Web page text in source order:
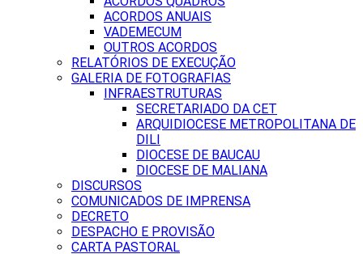
ACORDOS ANUAIS
VADEMECUM
OUTROS ACORDOS
RELATÓRIOS DE EXECUÇÃO
GALERIA DE FOTOGRAFIAS
INFRAESTRUTURAS
SECRETARIADO DA CET
ARQUIDIOCESE METROPOLITANA DE
DILI
DIOCESE DE BAUCAU
DIOCESE DE MALIANA
DISCURSOS
COMUNICADOS DE IMPRENSA
DECRETO
DESPACHO E PROVISÃO
CARTA PASTORAL